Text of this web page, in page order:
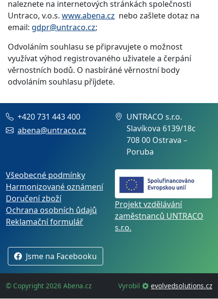
naleznete na internetových stránkách společnosti
Untraco, v.o.s. www.abena.cz nebo zašlete dotaz na
email: gdpr@untraco.cz;
Odvoláním souhlasu se připravujete o možnost
využívat výhod registrovaného uživatele a čerpání
věrnostních bodů. O nasbíráné věrnostní body
odvoláním souhlasu příjdete.
+420 731 443 400
abena@untraco.cz
UNTRACO s.r.o.
Slavíkova 6139/18c
708 00 Ostrava –
Poruba
Všeobecné podmínky
Harmonizované oznámení
Doručení zboží
Ochrana osobních ůdajů
Reklamační formulář
Projekt vzdělávání
zaměstnanců UNTRACO
s.r.o.
Jsme na Facebooku
© Copyright 2026 Abena.cz Vyrobil evolvedsolutions.cz